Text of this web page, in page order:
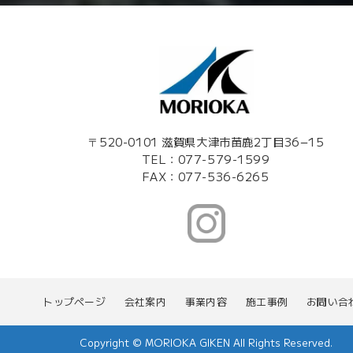
〒520-0101 滋賀県大津市苗鹿2丁目36−15
TEL：077-579-1599
FAX：077-536-6265
トップページ 会社案内 事業内容 施工事例 お問い合
Copyright © MORIOKA GIKEN All Rights Reserved.